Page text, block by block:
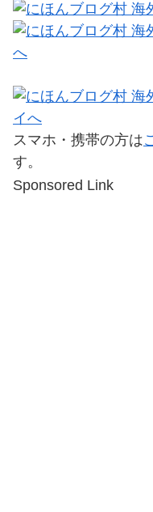
スマホ・携帯の方は
す。
Sponsored Link